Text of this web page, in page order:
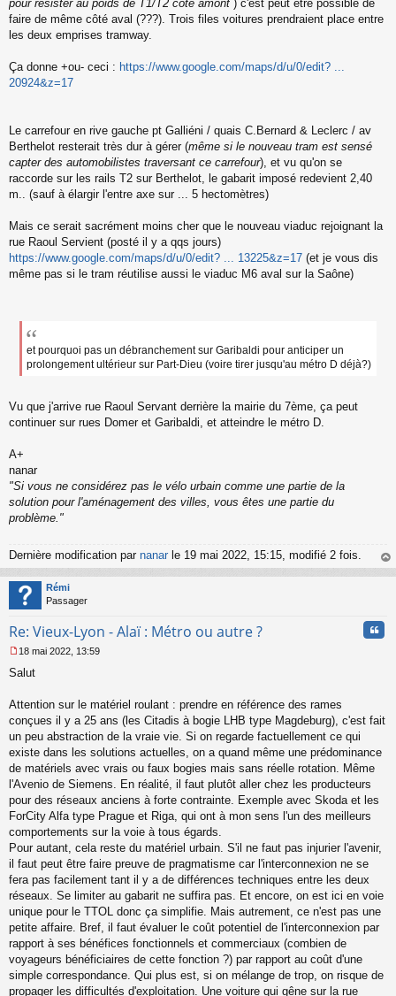
pour résister au poids de T1/T2 côté amont ) c'est peut être possible de
faire de même côté aval (???). Trois files voitures prendraient place entre
les deux emprises tramway.
Ça donne +ou- ceci : https://www.google.com/maps/d/u/0/edit? ...
20924&z=17
Le carrefour en rive gauche pt Galliéni / quais C.Bernard & Leclerc / av
Berthelot resterait très dur à gérer (même si le nouveau tram est sensé
capter des automobilistes traversant ce carrefour), et vu qu'on se
raccorde sur les rails T2 sur Berthelot, le gabarit imposé redevient 2,40
m.. (sauf à élargir l'entre axe sur ... 5 hectomètres)
Mais ce serait sacrément moins cher que le nouveau viaduc rejoignant la
rue Raoul Servient (posté il y a qqs jours)
https://www.google.com/maps/d/u/0/edit? ... 13225&z=17 (et je vous dis
même pas si le tram réutilise aussi le viaduc M6 aval sur la Saône)
et pourquoi pas un débranchement sur Garibaldi pour anticiper un
prolongement ultérieur sur Part-Dieu (voire tirer jusqu'au métro D déjà?)
Vu que j'arrive rue Raoul Servant derrière la mairie du 7ème, ça peut
continuer sur rues Domer et Garibaldi, et atteindre le métro D.
A+
nanar
"Si vous ne considérez pas le vélo urbain comme une partie de la
solution pour l'aménagement des villes, vous êtes une partie du
problème."
Dernière modification par nanar le 19 mai 2022, 15:15, modifié 2 fois.
au
Rémi
Passager
Re: Vieux-Lyon - Alaï : Métro ou autre ?
e
s
g
e
n
o
n
u
18 mai 2022, 13:59
Salut
Attention sur le matériel roulant : prendre en référence des rames
conçues il y a 25 ans (les Citadis à bogie LHB type Magdeburg), c'est fait
un peu abstraction de la vraie vie. Si on regarde factuellement ce qui
existe dans les solutions actuelles, on a quand même une prédominance
de matériels avec vrais ou faux bogies mais sans réelle rotation. Même
l'Avenio de Siemens. En réalité, il faut plutôt aller chez les producteurs
pour des réseaux anciens à forte contrainte. Exemple avec Skoda et les
ForCity Alfa type Prague et Riga, qui ont à mon sens l'un des meilleurs
comportements sur la voie à tous égards.
Pour autant, cela reste du matériel urbain. S'il ne faut pas injurier l'avenir,
il faut peut être faire preuve de pragmatisme car l'interconnexion ne se
fera pas facilement tant il y a de différences techniques entre les deux
réseaux. Se limiter au gabarit ne suffira pas. Et encore, on est ici en voie
unique pour le TTOL donc ça simplifie. Mais autrement, ce n'est pas une
petite affaire. Bref, il faut évaluer le coût potentiel de l'interconnexion par
rapport à ses bénéfices fonctionnels et commerciaux (combien de
voyageurs bénéficiaires de cette fonction ?) par rapport au coût d'une
simple correspondance. Qui plus est, si on mélange de trop, on risque de
propager les difficultés d'exploitation. Une voiture qui gêne sur la rue